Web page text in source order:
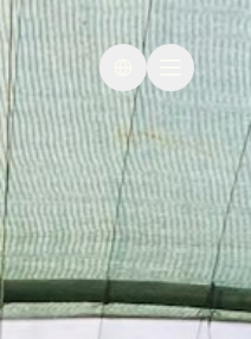
Change